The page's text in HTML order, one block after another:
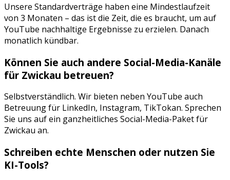
Unsere Standardverträge haben eine Mindestlaufzeit
von 3 Monaten – das ist die Zeit, die es braucht, um auf
YouTube nachhaltige Ergebnisse zu erzielen. Danach
monatlich kündbar.
Können Sie auch andere Social-Media-Kanäle
für Zwickau betreuen?
Selbstverständlich. Wir bieten neben YouTube auch
Betreuung für LinkedIn, Instagram, TikTokan. Sprechen
Sie uns auf ein ganzheitliches Social-Media-Paket für
Zwickau an.
Schreiben echte Menschen oder nutzen Sie
KI-Tools?